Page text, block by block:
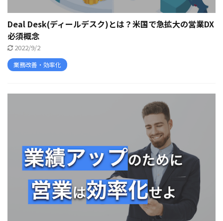
Deal Desk(ディールデスク)とは？米国で急拡大の営業DX
必須概念
2022/9/2
業務改善・効率化